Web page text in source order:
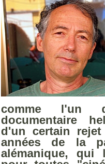
comme l'un
documentaire
d'un certain
années de la
alémanique,